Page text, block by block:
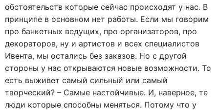
обстоятельств которые сейчас происходят у нас. В
принципе в основном нет работы. Если мы говорим
про банкетных ведущих, про организаторов, про
декораторов, ну и артистов и всех специалистов
Ивента, мы остались без заказов. Но с другой
стороны у нас открываются новые возможности. То
есть выживет самый сильный или самый
творческий? – Самые настойчивые. И, наверное, те
люди которые способны меняться. Потому что у